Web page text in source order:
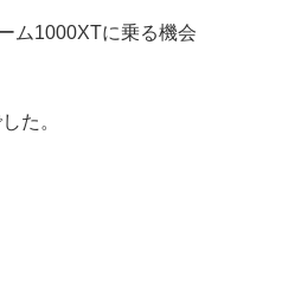
ム1000XTに乗る機会
た。